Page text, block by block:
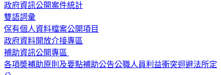
政府資訊公開案件統計
雙語詞彙
保有個人資料檔案公開項目
政府資料開放介接專區
補助資訊公開專區
各項奬補助原則及要點補助公告公職人員利益衝突迴避法所定